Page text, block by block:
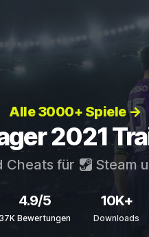
Alle 3000+ Spiele →
2021
Cheats für Steam
4.9/5
37K Bewertungen
10K+
Downloads